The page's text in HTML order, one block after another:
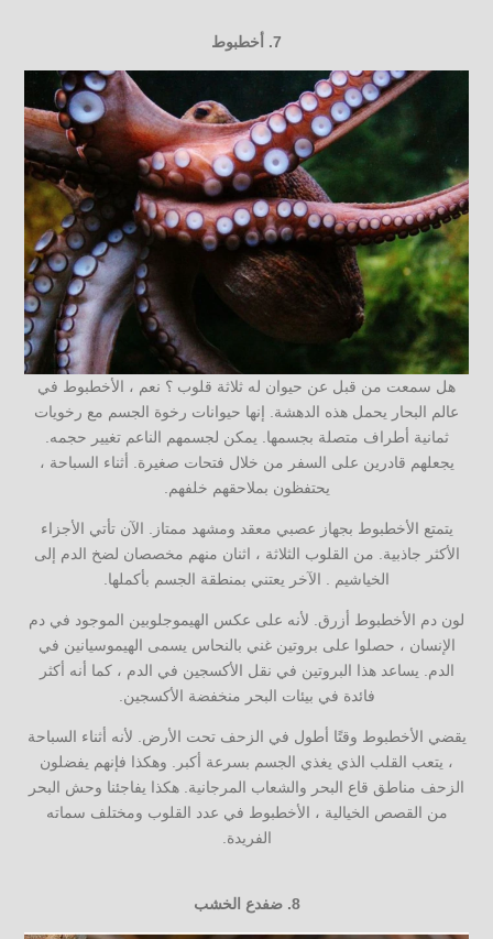
7. أخطبوط
هل سمعت من قبل عن حيوان له ثلاثة قلوب ؟ نعم ، الأخطبوط في
عالم البحار يحمل هذه الدهشة. إنها حيوانات رخوة الجسم مع رخويات
ثمانية أطراف متصلة بجسمها. يمكن لجسمهم الناعم تغيير حجمه.
يجعلهم قادرين على السفر من خلال فتحات صغيرة. أثناء السباحة ،
يحتفظون بملاحقهم خلفهم.
يتمتع الأخطبوط بجهاز عصبي معقد ومشهد ممتاز. الآن تأتي الأجزاء
الأكثر جاذبية. من القلوب الثلاثة ، اثنان منهم مخصصان لضخ الدم إلى
الخياشيم . الآخر يعتني بمنطقة الجسم بأكملها.
لون دم الأخطبوط أزرق. لأنه على عكس الهيموجلوبين الموجود في دم
الإنسان ، حصلوا على بروتين غني بالنحاس يسمى الهيموسيانين في
الدم. يساعد هذا البروتين في نقل الأكسجين في الدم ، كما أنه أكثر
فائدة في بيئات البحر منخفضة الأكسجين.
يقضي الأخطبوط وقتًا أطول في الزحف تحت الأرض. لأنه أثناء السباحة
، يتعب القلب الذي يغذي الجسم بسرعة أكبر. وهكذا فإنهم يفضلون
الزحف مناطق قاع البحر والشعاب المرجانية. هكذا يفاجئنا وحش البحر
من القصص الخيالية ، الأخطبوط في عدد القلوب ومختلف سماته
الفريدة.
8. ضفدع الخشب